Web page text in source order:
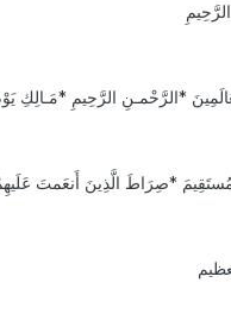
*الرَّحْمـنِ الرَّحِيمِ *مَـالِكِ
*صِرَاطَ الَّذِينَ أَنعَمتَ